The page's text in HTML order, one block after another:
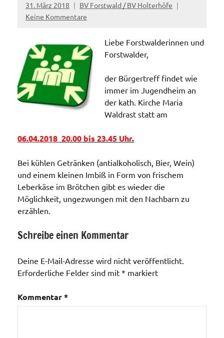
31. März 2018
BV Forstwald / BV Holterhöfe
Keine Kommentare
Liebe Forstwalderinnen und
Forstwalder,
der Bürgertreff findet wie
immer im Jugendheim an
der kath. Kirche Maria
Waldrast statt am
06.04.2018 20.00 bis 23.45 Uhr.
Bei kühlen Getränken (antialkoholisch, Bier, Wein)
und einem kleinen Imbiß in Form von frischem
Leberkäse im Brötchen gibt es wieder die
Möglichkeit, ungezwungen mit den Nachbarn zu
erzählen.
Schreibe einen Kommentar
Deine E-Mail-Adresse wird nicht veröffentlicht.
Erforderliche Felder sind mit * markiert
Kommentar*